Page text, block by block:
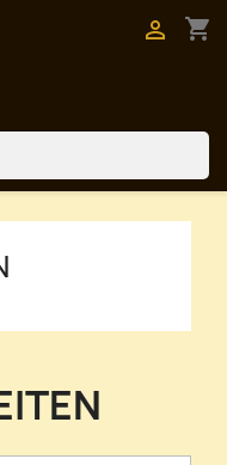
shopping_cart
